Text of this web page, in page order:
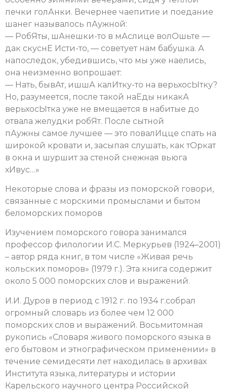
печки голАнки. Вечернее чаепитие и поедание
шанег называлось пАужной:
— РобЯты, шАнешки-то в мАслице волОшьте —
дак скуснЕ Исти-то, — советует нам бабушка. А
напоследок, убедившись, что мы уже наелись,
она неизменно вопрошает:
— Нать, бывАт, ишшА калИтку-то на верьхосЫтку?
Но, разумеется, после такой наЕды никакА
верьхосЫтка уже не вмещается в набитые до
отвала желудки робЯт. После сытной
пАужны самое лучшее — это повалИцце спать на
широкой кровати и, засыпая слушать, как тОркат
в окна и шуршит за стеной снежная вьюга
хИвус…»
Некоторые слова и фразы из поморской говори,
связанные с морскими промыслами и бытом
беломорских поморов
Изучением поморского говора занимался
профессор филологии И.С. Меркурьев (1924–2001)
– автор ряда книг, в том числе «Живая речь
кольских поморов» (1979 г.). Эта книга содержит
около 5 000 поморских слов и выражений.
И.И. Дуров в период с 1912 г. по 1934 г.собрал
огромный словарь из более чем 12 000
поморских слов и выражений. Восьмитомная
рукопись «Словаря живого поморского языка в
его бытовом и этнографическом применении» в
течение семидесяти лет находилась в архивах
Института языка, литературы и истории
Карельского научного центра Российской